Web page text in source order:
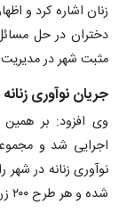
زنان اشاره کرد و
دختران در حل
مثبت شهر در
جریان نوآوری
وی افزود: بر
اجرایی شد و
شده و هر طرح ۲۰۰ زن در محلات را در بر می‌گیرد.